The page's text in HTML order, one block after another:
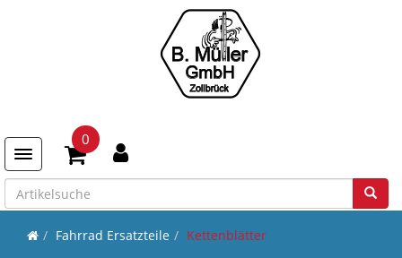
Toggle navigation
0
Fahrrad Ersatzteile Kettenblätter